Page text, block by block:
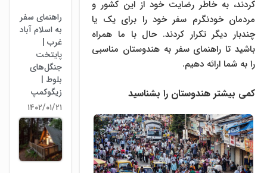
کردند، به خاطر رضایت خود از این کشور و
مردمان خودنگرم سفر خود را برای یک یا
چندبار دیگر تکرار کردند. حال با ما همراه
باشید تا راهنمای سفر به هندوستان مناسبی
را به شما ارائه دهیم.
کمی بیشتر هندوستان را بشناسید
راهنمای سفر
به اسلام آباد
غرب |
پایتخت
جنگل‌های
بلوط |
زیگوکمپ
۱۴۰۲/۰۱/۲۱